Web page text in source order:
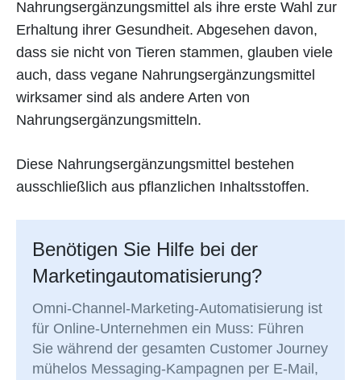
Nahrungsergänzungsmittel als ihre erste Wahl zur
Erhaltung ihrer Gesundheit. Abgesehen davon,
dass sie nicht von Tieren stammen, glauben viele
auch, dass vegane Nahrungsergänzungsmittel
wirksamer sind als andere Arten von
Nahrungsergänzungsmitteln.
Diese Nahrungsergänzungsmittel bestehen
ausschließlich aus pflanzlichen Inhaltsstoffen.
Benötigen Sie Hilfe bei der
Marketingautomatisierung?
Omni-Channel-Marketing-Automatisierung ist
für Online-Unternehmen ein Muss: Führen
Sie während der gesamten Customer Journey
mühelos Messaging-Kampagnen per E-Mail,